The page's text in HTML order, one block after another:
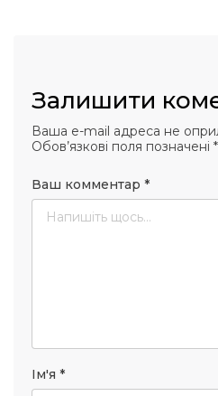
Залишити
Ваша e-mail адреса не
Обов’язкові поля позначені *
Ваш комментар *
Ім'я *